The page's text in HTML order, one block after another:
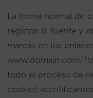
La forma normal de
registrar la fuente y
marcas en los
www.domain.com/
todo el proceso de
cookie),